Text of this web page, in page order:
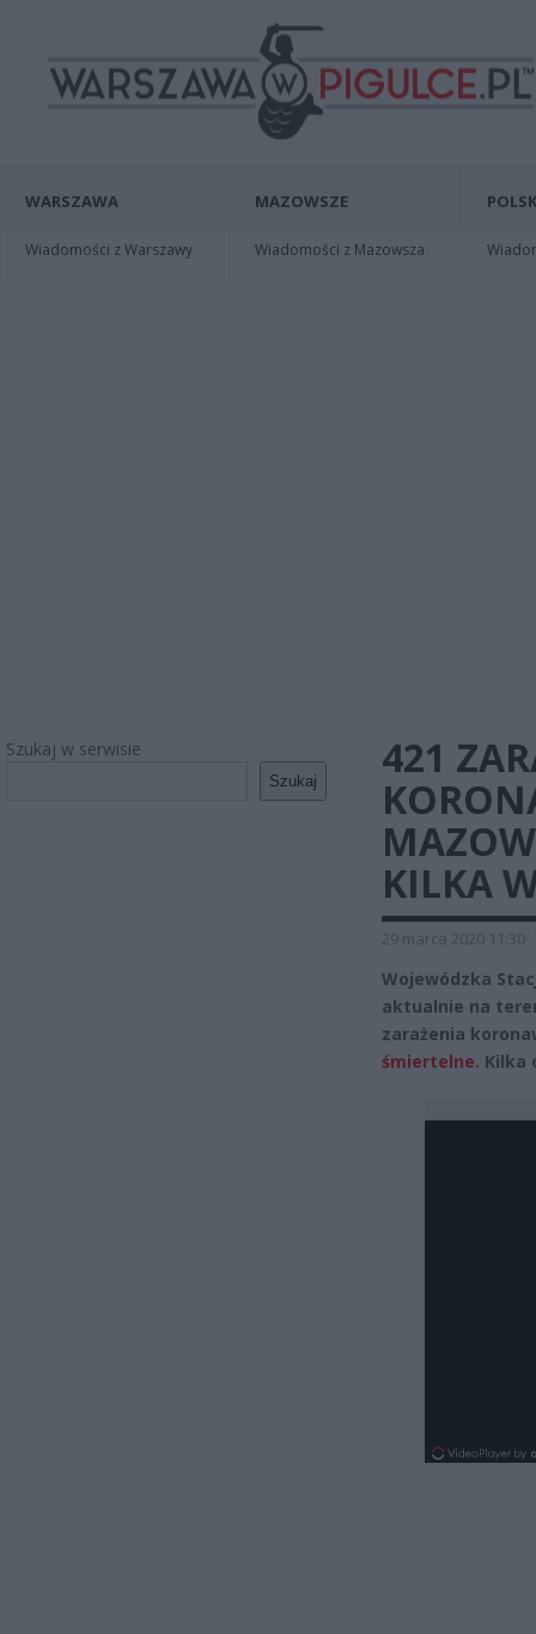
WARSZAWA
Wiadomości z Warszawy
MAZOWSZE
Wiadomości z Mazowsza
Szukaj w serwisie
Szukaj
421
KILKA
29 marca 2020 11:30
Wojewódzka
aktualnie na
zarażenia
śmiertelne. Kilka